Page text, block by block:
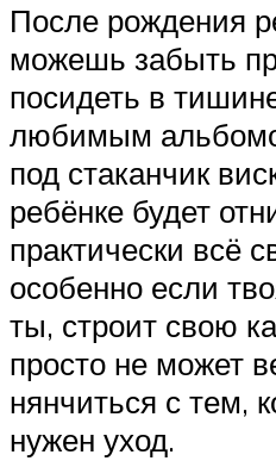
После рождения
можешь забыть
посидеть в
любимым
под стаканчик
ребёнке будет
практически всё
особенно если
ты, строит свою
просто не может
нянчиться с тем,
нужен уход.